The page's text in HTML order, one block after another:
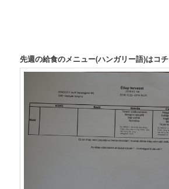
先週の給食のメニュー(ハンガリー語)はコ